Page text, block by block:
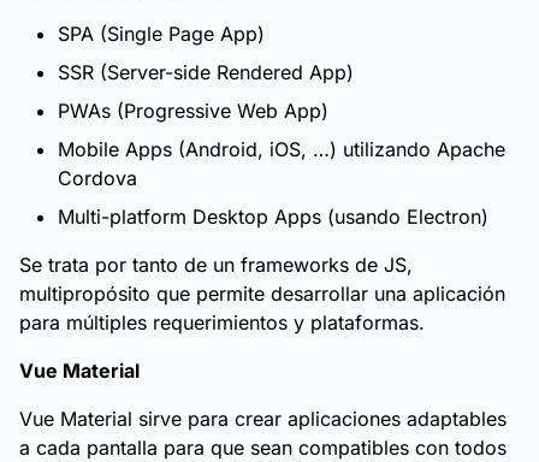
SPA (Single Page App)
SSR (Server-side Rendered App)
PWAs (Progressive Web App)
Mobile Apps (Android, iOS, …) utilizando Apache
Cordova
Multi-platform Desktop Apps (usando Electron)
Se trata por tanto de un frameworks de JS,
multipropósito que permite desarrollar una aplicación
para múltiples requerimientos y plataformas.
Vue Material
Vue Material sirve para crear aplicaciones adaptables
a cada pantalla para que sean compatibles con todos